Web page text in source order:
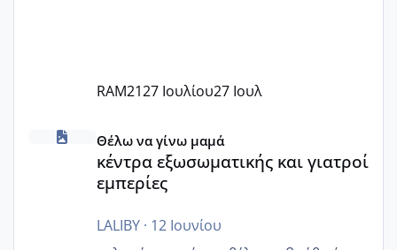
RAM2127 Ιουλίου27 Ιουλ
κέντρα εξωσωματικής και γιατροί εμπερίες
Θέλω να γίνω μαμά
κέντρα εξωσωματικής και γιατροί
εμπερίες
LALIBY· 12 Ιουνίου